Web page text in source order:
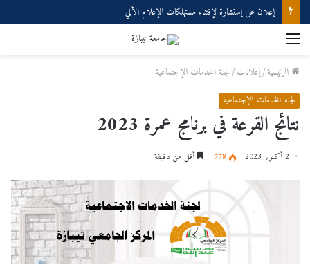
إعلان عن إستشارة لإقتناء مستهلكات الإعلام الألي
القائمة
الرئيسية/إعلانات/لجنة الخدمات الإجتماعية
لجنة الخدمات الإجتماعية
نتائج القرعة في برنامج عمرة 2023
2 أكتوبر 2023 778 أقل من دقيقة